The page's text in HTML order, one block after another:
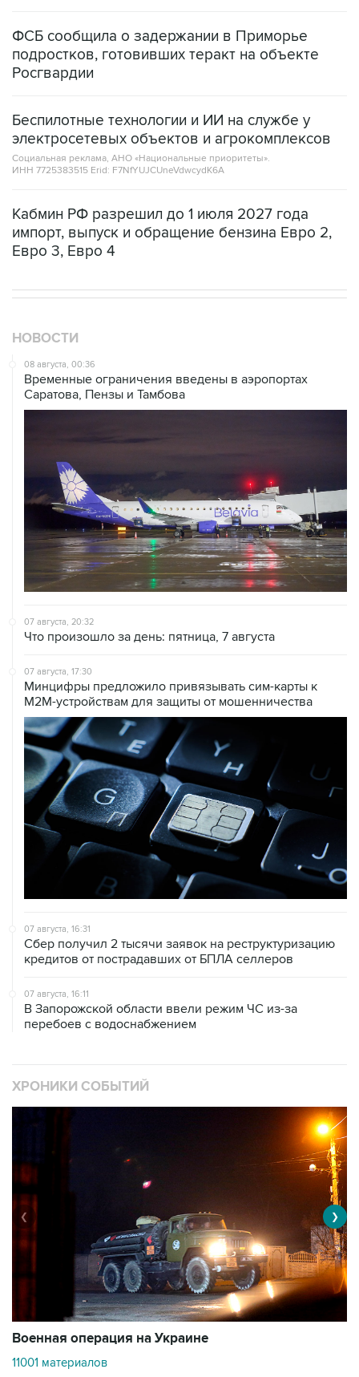
ФСБ сообщила о задержании в Приморье
подростков, готовивших теракт на объекте
Росгвардии
Беспилотные технологии и ИИ на службе у
электросетевых объектов и агрокомплексов
Социальная реклама, АНО «Национальные приоритеты».
ИНН 7725383515 Erid: F7NfYUJCUneVdwcydK6A
Кабмин РФ разрешил до 1 июля 2027 года
импорт, выпуск и обращение бензина Евро 2,
Евро 3, Евро 4
НОВОСТИ
08 августа, 00:36
Временные ограничения введены в аэропортах
Саратова, Пензы и Тамбова
07 августа, 20:32
Что произошло за день: пятница, 7 августа
07 августа, 17:30
Минцифры предложило привязывать сим-карты к
M2M-устройствам для защиты от мошенничества
07 августа, 16:31
Сбер получил 2 тысячи заявок на реструктуризацию
кредитов от пострадавших от БПЛА селлеров
07 августа, 16:11
В Запорожской области ввели режим ЧС из-за
перебоев с водоснабжением
ХРОНИКИ СОБЫТИЙ
Военная операция на Украине
11001 материалов
❮ ❯